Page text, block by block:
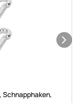
Schnapphaken,